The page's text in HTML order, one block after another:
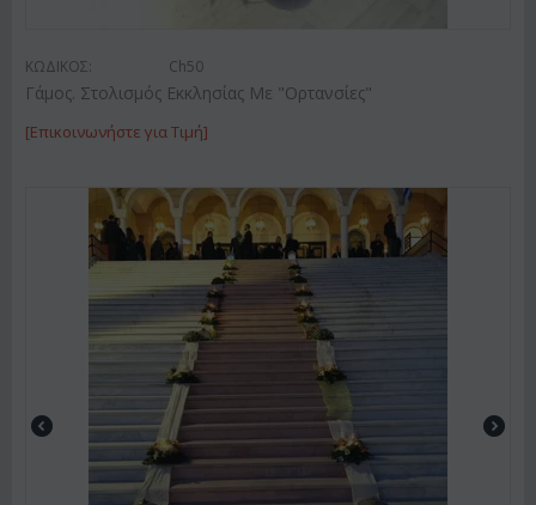
ΚΩΔΙΚΟΣ: Ch50
Γάμος. Στολισμός Εκκλησίας Με "Ορτανσίες"
[Επικοινωνήστε για Τιμή]